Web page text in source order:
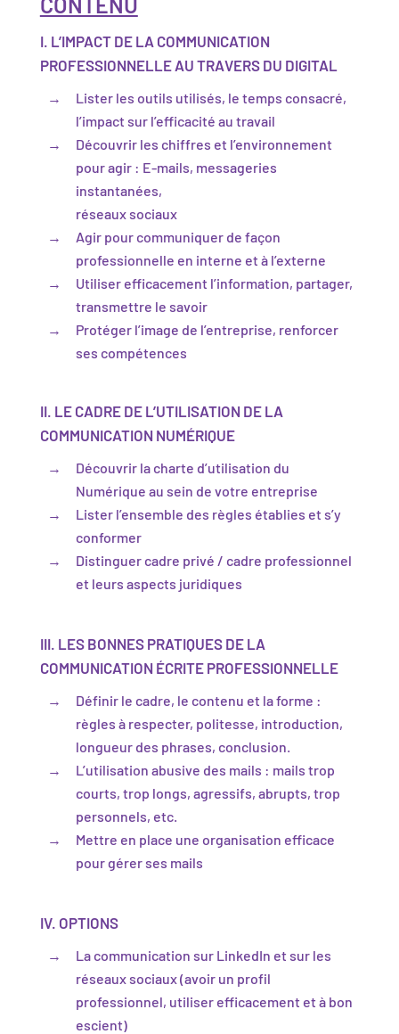
I. L’IMPACT DE LA COMMUNICATION
PROFESSIONNELLE AU TRAVERS DU DIGITAL
Lister les outils utilisés, le temps consacré,
l’impact sur l’efficacité au travail
Découvrir les chiffres et l’environnement
pour agir : E-mails, messageries
instantanées,
réseaux sociaux
Agir pour communiquer de façon
professionnelle en interne et à l’externe
Utiliser efficacement l’information, partager,
transmettre le savoir
Protéger l’image de l’entreprise, renforcer
ses compétences
II. LE CADRE DE L’UTILISATION DE LA
COMMUNICATION NUMÉRIQUE
Découvrir la charte d’utilisation du
Numérique au sein de votre entreprise
Lister l’ensemble des règles établies et s’y
conformer
Distinguer cadre privé / cadre professionnel
et leurs aspects juridiques
III. LES BONNES PRATIQUES DE LA
COMMUNICATION ÉCRITE PROFESSIONNELLE
Définir le cadre, le contenu et la forme :
règles à respecter, politesse, introduction,
longueur des phrases, conclusion.
L’utilisation abusive des mails : mails trop
courts, trop longs, agressifs, abrupts, trop
personnels, etc.
Mettre en place une organisation efficace
pour gérer ses mails
IV. OPTIONS
La communication sur LinkedIn et sur les
réseaux sociaux (avoir un profil
professionnel, utiliser efficacement et à bon
escient)